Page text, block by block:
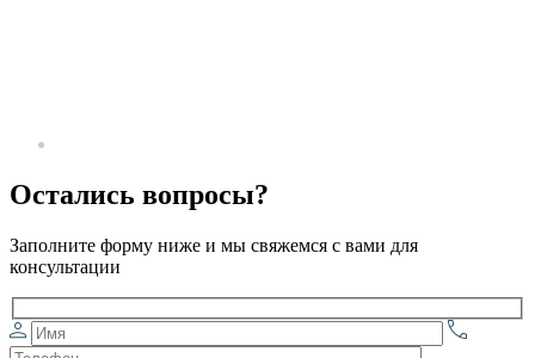
Остались вопросы?
Заполните форму ниже и мы свяжемся с вами для
консультации